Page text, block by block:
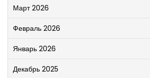
Март 2026
Февраль 2026
Январь 2026
Декабрь 2025